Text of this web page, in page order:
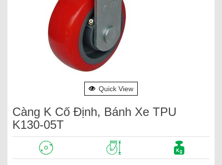
Quick View
Càng K Cố Định, Bánh Xe TPU
K130-05T